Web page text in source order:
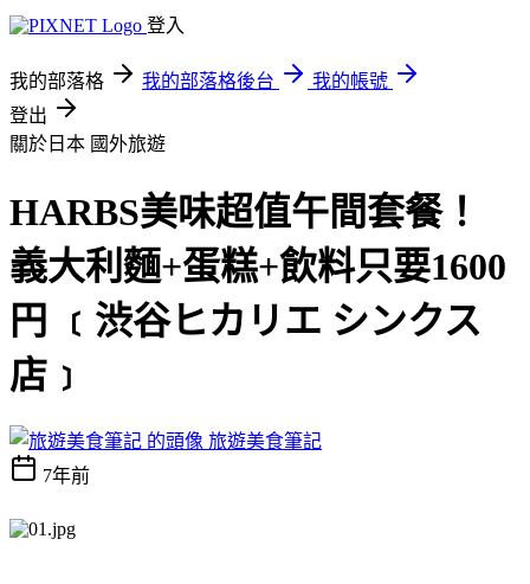
登入
我的部落格 我的部落格後台
我的帳號
登出
關於日本 國外旅遊
HARBS美味超值午間套餐！
義大利麵+蛋糕+飲料只要1600
円 ﹝渋谷ヒカリエ シンクス
店﹞
旅遊美食筆記
7年前